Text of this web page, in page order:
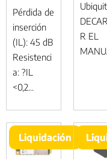
Pérdida de
inserción
(IL): 45 dB
Resistenci
a: ?IL
<0,2...
R EL
Liquidación